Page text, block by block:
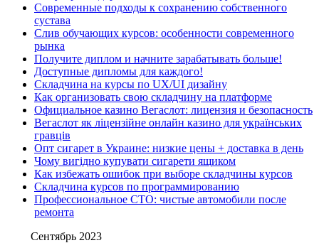
Современные подходы к сохранению собственного
сустава
Слив обучающих курсов: особенности современного
рынка
Получите диплом и начните зарабатывать больше!
Доступные дипломы для каждого!
Складчина на курсы по UX/UI дизайну
Как организовать свою складчину на платформе
Официальное казино Вегаслот: лицензия и безопасность
Вегаслот як ліцензійне онлайн казино для українських
гравців
Опт сигарет в Украине: низкие цены + доставка в день
Чому вигідно купувати сигарети ящиком
Как избежать ошибок при выборе складчины курсов
Складчина курсов по программированию
Профессиональное СТО: чистые автомобили после
ремонта
Сентябрь 2023